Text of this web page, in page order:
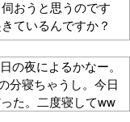
おうと思うのです
ているんですか？
夜によるかなー。
分寝ちゃうし。今日
た。二度寝してww